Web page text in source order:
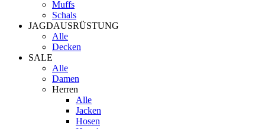
Muffs
Schals
JAGDAUSRÜSTUNG
Alle
Decken
SALE
Alle
Damen
Herren
Alle
Jacken
Hosen